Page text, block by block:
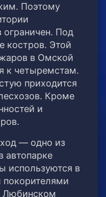
Поэтому
ограничен. Под
костров. Этой
в Омской
к четыремстам.
приходится
Кроме
и
— одно из
автопарке
используются в
покорителями
Любинском